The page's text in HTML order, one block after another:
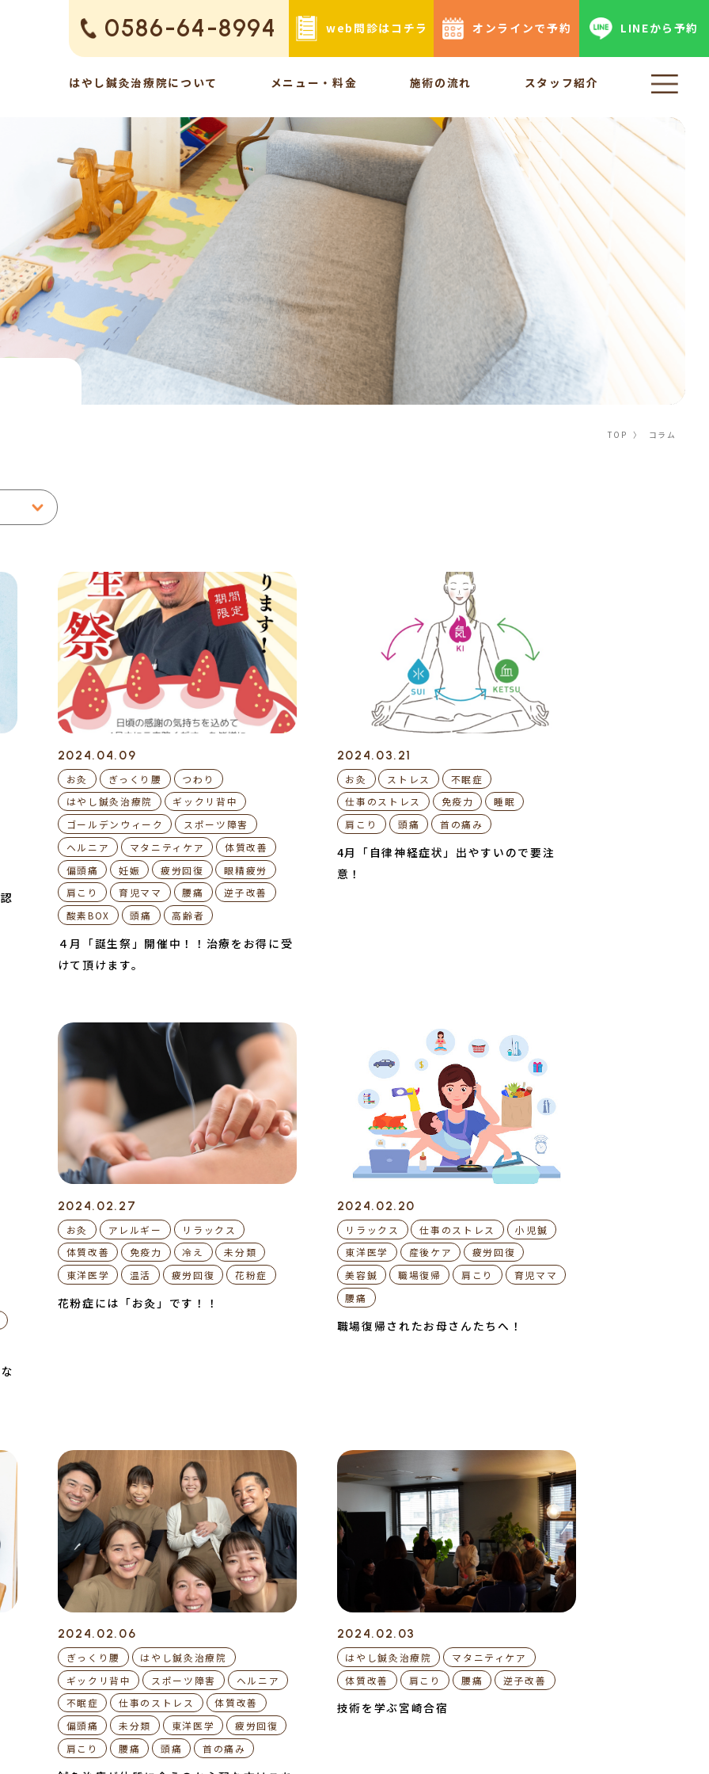
0586-64-8994 web問診はコチラ オンラインで予約 LINEから予約
はやし鍼灸治療院について メニュー・料金 施術の流れ スタッフ紹介
TOP 〉 コラム
2024.04.09
お灸 ぎっくり腰
つわり
はやし鍼灸治療院
ギックリ背中
ゴールデンウィーク
スポーツ障害
ヘルニア
マタニティケア
体質改善
偏頭痛
妊娠 疲労回復
眼精疲労
肩こり
育児ママ 腰痛
逆子改善
酸素BOX
頭痛 高齢者
４月「誕生祭」開催中！！治療をお得に受
けて頂けます。
2024.03.21
お灸 ストレス
不眠症
仕事のストレス
免疫力
睡眠
肩こり
頭痛 首の痛み
4月「自律神経症状」出やすいので要注
意！
2024.02.27
お灸 アレルギー
リラックス
体質改善
免疫力 冷え
未分類
東洋医学
温活 疲労回復 花粉症
花粉症には「お灸」です！！
2024.02.20
リラックス 仕事のストレス
小児鍼
東洋医学
産後ケア
疲労回復
美容鍼
職場復帰 肩こり
育児ママ
腰痛
職場復帰されたお母さんたちへ！
2024.02.06
ぎっくり腰
はやし鍼灸治療院
ギックリ背中
スポーツ障害
ヘルニア
不眠症
仕事のストレス
体質改善
偏頭痛
未分類 東洋医学
疲労回復
肩こり
腰痛 頭痛 首の痛み
2024.02.03
はやし鍼灸治療院
マタニティケア
体質改善
肩こり 腰痛 逆子改善
技術を学ぶ宮崎合宿